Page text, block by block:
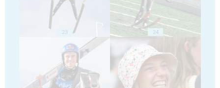
23 24